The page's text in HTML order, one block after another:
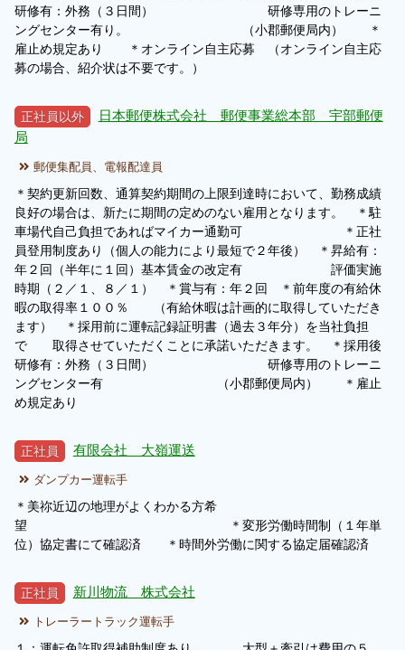
研修有：外務（３日間） 研修専用のトレーニ
ングセンター有り。 （小郡郵便局内） ＊
雇止め規定あり ＊オンライン自主応募 （オンライン自主応
募の場合、紹介状は不要です。）
正社員以外
日本郵便株式会社 郵便事業総本部 宇部郵便
局
郵便集配員、電報配達員
＊契約更新回数、通算契約期間の上限到達時において、勤務成績
良好の場合は、新たに期間の定めのない雇用となります。 ＊駐
車場代自己負担であればマイカー通勤可 ＊正社
員登用制度あり（個人の能力により最短で２年後） ＊昇給有：
年２回（半年に１回）基本賃金の改定有 評価実施
時期（２／１、８／１） ＊賞与有：年２回 ＊前年度の有給休
暇の取得率１００％ （有給休暇は計画的に取得していただき
ます） ＊採用前に運転記録証明書（過去３年分）を当社負担
で 取得させていただくことに承諾いただきます。 ＊採用後
研修有：外務（３日間） 研修専用のトレーニ
ングセンター有 （小郡郵便局内） ＊雇止
め規定あり
正社員 有限会社 大嶺運送
ダンプカー運転手
＊美祢近辺の地理がよくわかる方希
望 ＊変形労働時間制（１年単
位）協定書にて確認済 ＊時間外労働に関する協定届確認済
正社員 新川物流 株式会社
トレーラートラック運転手